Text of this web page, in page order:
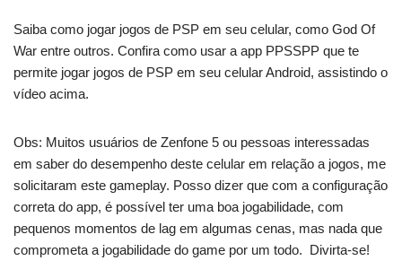
Saiba como jogar jogos de PSP em seu celular, como God Of
War entre outros. Confira como usar a app PPSSPP que te
permite jogar jogos de PSP em seu celular Android, assistindo o
vídeo acima.
Obs: Muitos usuários de Zenfone 5 ou pessoas interessadas
em saber do desempenho deste celular em relação a jogos, me
solicitaram este gameplay. Posso dizer que com a configuração
correta do app, é possível ter uma boa jogabilidade, com
pequenos momentos de lag em algumas cenas, mas nada que
comprometa a jogabilidade do game por um todo. Divirta-se!